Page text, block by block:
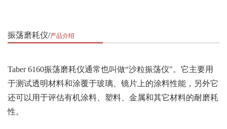
振荡磨耗仪 产品介绍
Taber 6160振荡磨耗仪通常也叫做“沙粒振荡仪"。它主要用
于测试透明材料和涂覆于玻璃、镜片上的涂料性能，另外它
还可以用于评估有机涂料、塑料、金属和其它材料的耐磨耗
性。